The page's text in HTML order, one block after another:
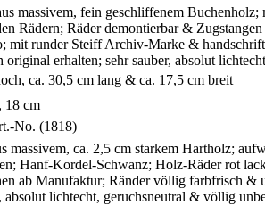
massivem, fein geschliffenem
Rädern; Räder demontierbar &
mit runder Steiff Archiv-Marke &
original erhalten; sehr sauber, absolut
ca. 30,5 cm lang & ca. 17,5 cm breit
18 cm
No. (1818)
massivem, ca. 2,5 cm starkem Hartholz;
Hanf-Kordel-Schwanz; Holz-Räder rot
ab Manufaktur; Ränder völlig farbfrisch &
absolut lichtecht, geruchsneutral & völlig